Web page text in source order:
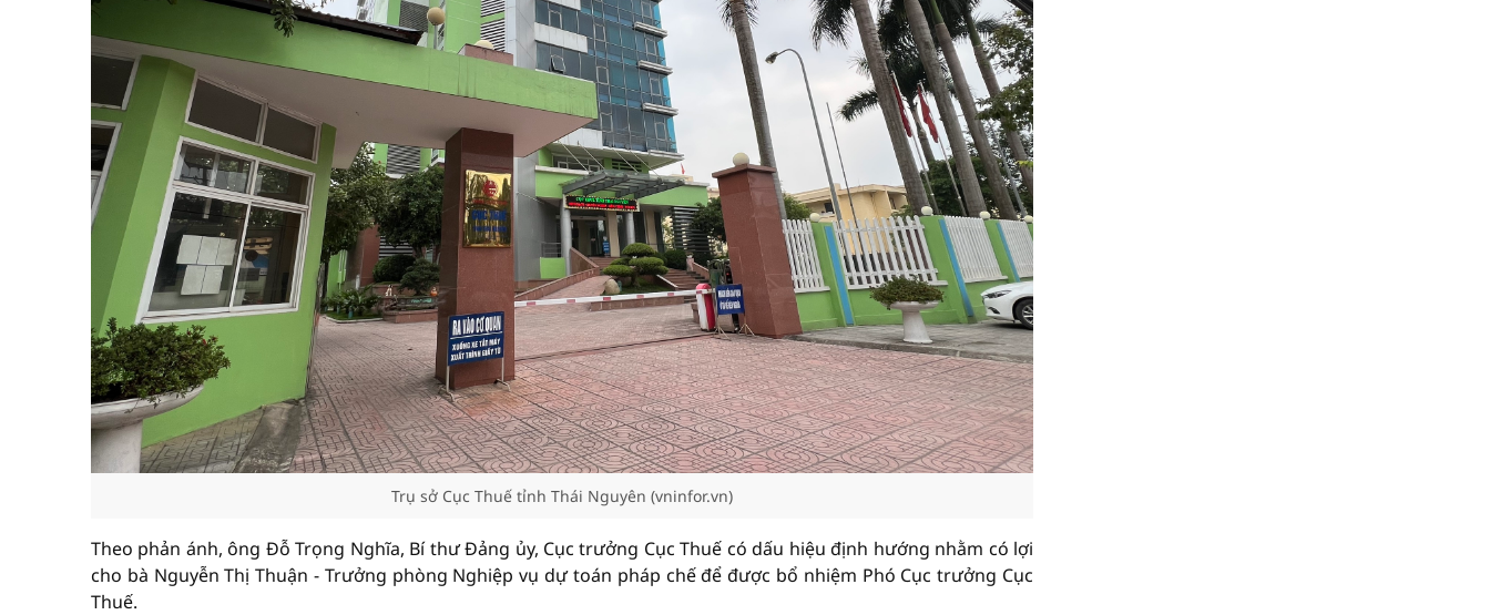
Trụ sở Cục Thuế tỉnh Thái Nguyên (vninfor.vn)
Theo phản ánh, ông Đỗ Trọng Nghĩa, Bí thư Đảng ủy, Cục trưởng Cục Thuế có dấu hiệu định hướng nhằm có lợi
cho bà Nguyễn Thị Thuận - Trưởng phòng Nghiệp vụ dự toán pháp chế để được bổ nhiệm Phó Cục trưởng Cục
Thuế.